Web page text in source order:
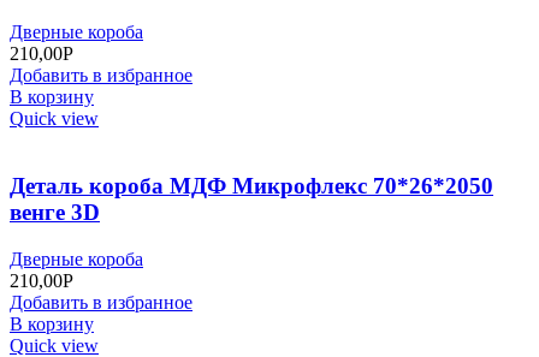
Дверные короба
210,00Р
Добавить в избранное
В корзину
Quick view
Деталь короба МДФ Микрофлекс 70*26*2050
венге 3D
Дверные короба
210,00Р
Добавить в избранное
В корзину
Quick view